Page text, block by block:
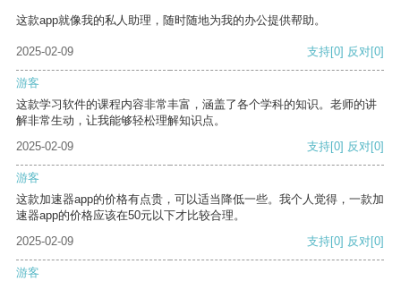
这款app就像我的私人助理，随时随地为我的办公提供帮助。
2025-02-09 支持[0] 反对[0]
游客
这款学习软件的课程内容非常丰富，涵盖了各个学科的知识。老师的讲
解非常生动，让我能够轻松理解知识点。
2025-02-09
支持[0] 反对[0]
游客
这款加速器app的价格有点贵，可以适当降低一些。我个人觉得，一款加
速器app的价格应该在50元以下才比较合理。
2025-02-09
支持[0] 反对[0]
游客